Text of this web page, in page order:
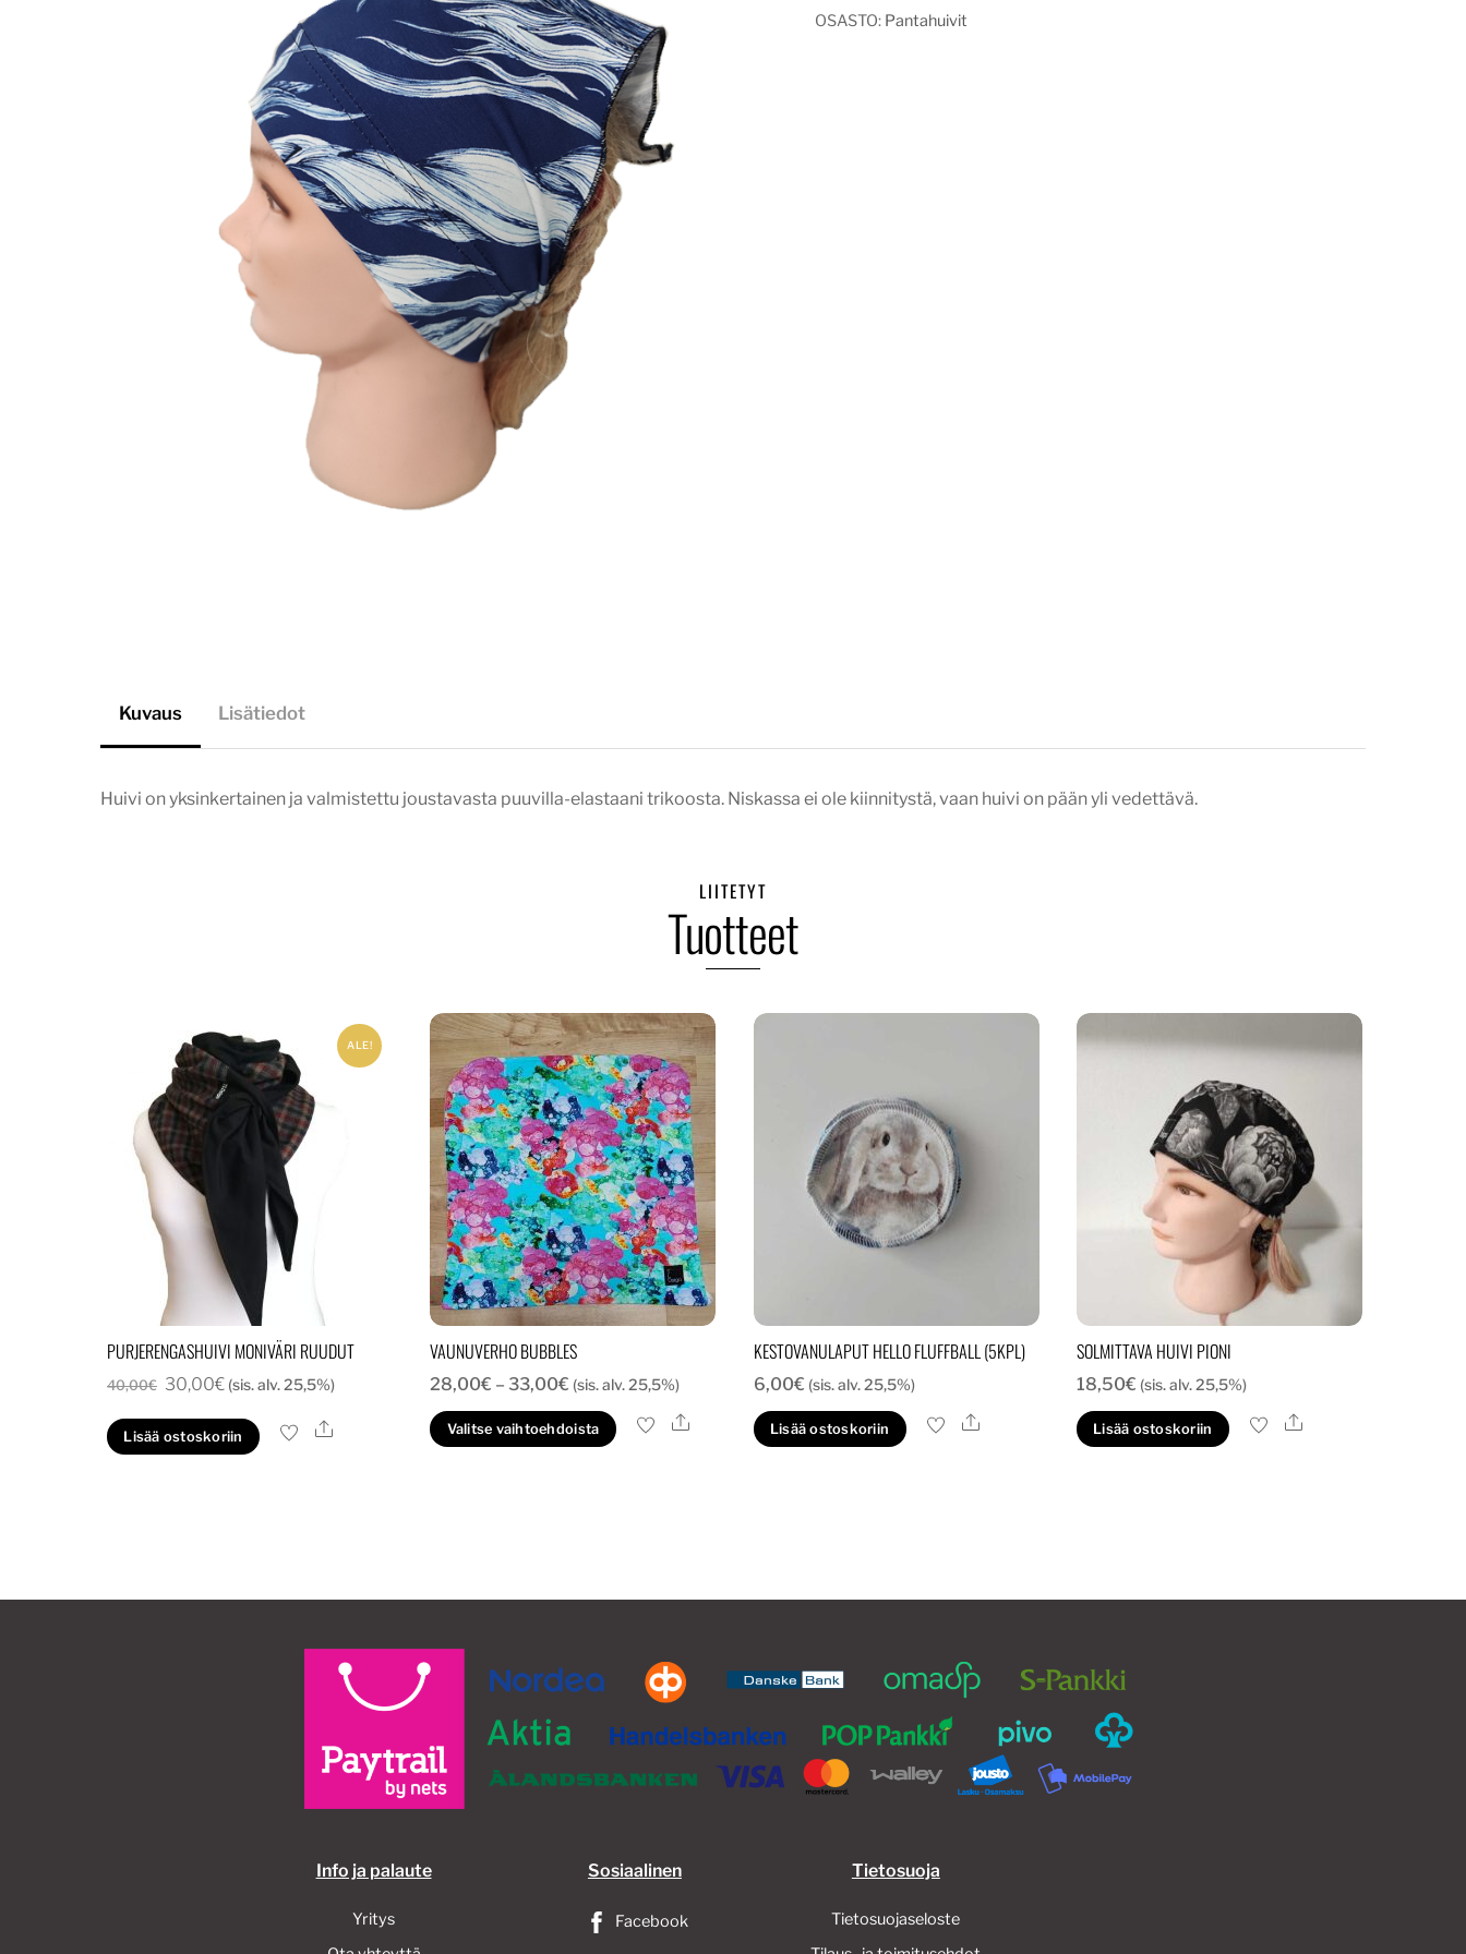
OSASTO: Pantahuivit
Kuvaus Lisätiedot
Huivi on yksinkertainen ja valmistettu joustavasta puuvilla-elastaani trikoosta. Niskassa ei ole kiinnitystä, vaan huivi on pään yli vedettävä.
LIITETYT
Tuotteet
ALE!
PURJERENGASHUIVI MONIVÄRI RUUDUT
40,00€ Alkuperäinen
oli:
30,00€Nykyinen
on:
(sis. alv. 25,5%)
Lisää ostoskoriin Ale
VAUNUVERHO BUBBLES
28,00€ – 33,00€ Hintaluokka:
28,00€
-
(sis. alv. 25,5%)
Valitse vaihtoehdoista
Tällä
tehdä
tuotteen
sivulla.
Ale
KESTOVANULAPUT HELLO FLUFFBALL (5KPL)
6,00€ (sis. alv. 25,5%)
Lisää ostoskoriin Ale
SOLMITTAVA HUIVI PIONI
18,50€ (sis. alv. 25,5%)
Lisää ostoskoriin Ale
Info ja palaute
Yritys
Sosiaalinen
Facebook
Tietosuoja
Tietosuojaseloste